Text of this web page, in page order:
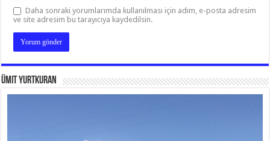
Daha sonraki yorumlarımda kullanılması için adım, e-posta adresim
ve site adresim bu tarayıcıya kaydedilsin.
Ümit Yurtkuran